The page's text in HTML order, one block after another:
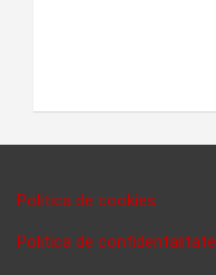
Politica de cookies
Politica de confidentalitate